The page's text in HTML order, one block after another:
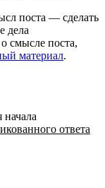
поста — сделать
дела
смысле поста,
материал.
ответа